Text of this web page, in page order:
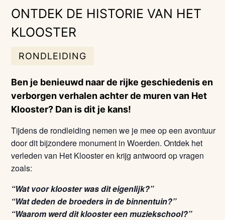
ONTDEK DE HISTORIE VAN HET
KLOOSTER
RONDLEIDING
Ben je benieuwd naar de rijke geschiedenis en
verborgen verhalen achter de muren van Het
Klooster? Dan is dit je kans!
Tijdens de rondleiding nemen we je mee op een avontuur
door dit bijzondere monument in Woerden. Ontdek het
verleden van Het Klooster en krijg antwoord op vragen
zoals:
“Wat voor klooster was dit eigenlijk?”
“Wat deden de broeders in de binnentuin?”
“Waarom werd dit klooster een muziekschool?”